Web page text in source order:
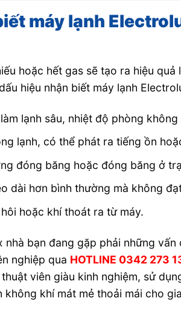
máy lạnh
hoặc hết gas sẽ tạo ra hiệu
hiệu nhận biết máy lạnh
lạnh sâu, nhiệt độ phòng
lạnh, có thể phát ra tiếng ồn
đóng băng hoặc đóng băng ở
dài hơn bình thường mà không
hoặc khí thoát ra từ máy.
nhà bạn đang gặp phải những
nghiệp qua HOTLINE 0342 273
viên giàu kinh nghiệm, sử
không khí mát mẻ thoải mái cho